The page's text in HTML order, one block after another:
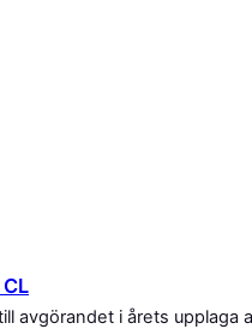
avgörandet i årets